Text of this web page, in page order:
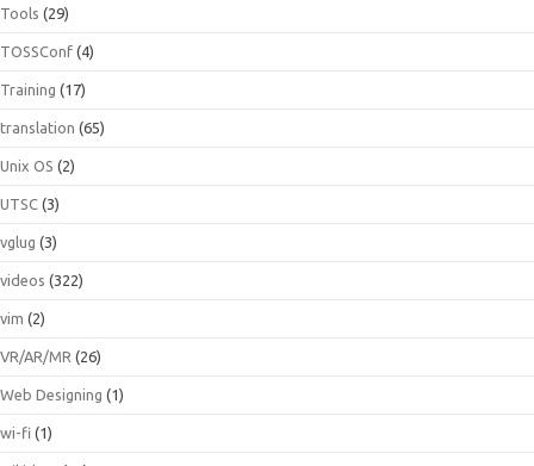
Tools (29)
TOSSConf (4)
Training (17)
translation (65)
Unix OS (2)
UTSC (3)
vglug (3)
videos (322)
vim (2)
VR/AR/MR (26)
Web Designing (1)
wi-fi (1)